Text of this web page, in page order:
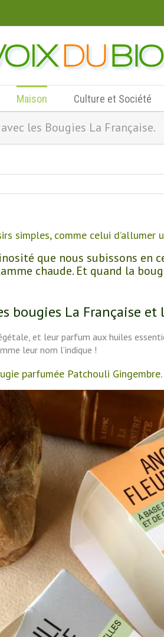
Maison Culture et Société
les Bougies La Française.
simples, comme celui d’allumer
que nous subissons en
chaude. Et quand la
bougies La Française
et leur parfum aux huiles
leur nom l’indique !
parfumée Patchouli Gingembre.